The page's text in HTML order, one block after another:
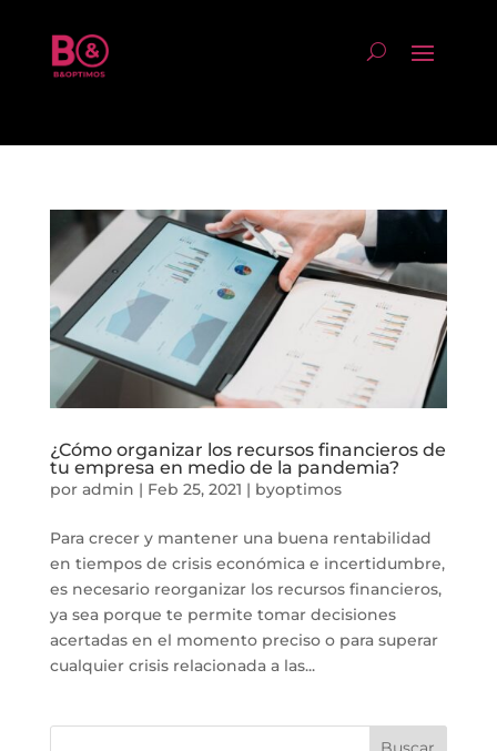
¿Cómo organizar los recursos financieros de
tu empresa en medio de la pandemia?
por admin | Feb 25, 2021 | byoptimos
Para crecer y mantener una buena rentabilidad
en tiempos de crisis económica e incertidumbre,
es necesario reorganizar los recursos financieros,
ya sea porque te permite tomar decisiones
acertadas en el momento preciso o para superar
cualquier crisis relacionada a las...